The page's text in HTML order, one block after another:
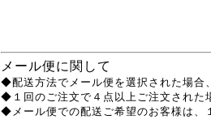
メール便に関して
◆配送方法でメール便を選択された場合
◆１回のご注文で４点以上ご注文された
◆メール便での配送ご希望のお客様は、